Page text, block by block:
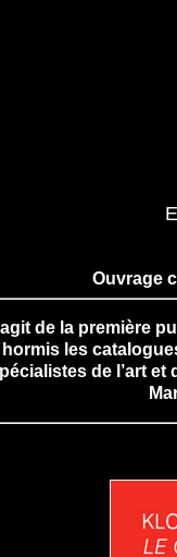
Ouvrage
de la première
hormis les
de l’art et